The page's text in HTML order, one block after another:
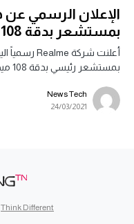
بمستشعر بدقة 108 ميجا بيكسل
بمستشعر رئيسي بدقة 108 ميجا بيكسل،…
News Tech
24/03/2021
Think Different